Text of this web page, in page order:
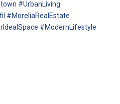
#UrbanLiving
#MoreliaRealEstate
#ModernLifestyle